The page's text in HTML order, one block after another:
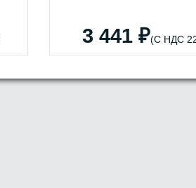
3 441 ₽(С НДС